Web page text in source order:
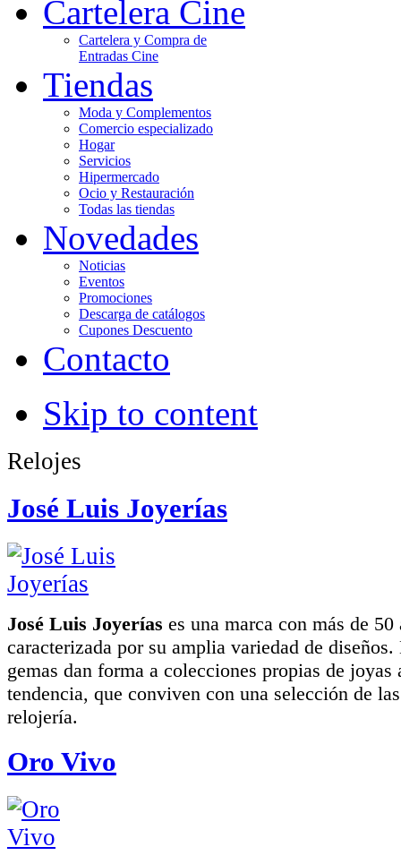
Cartelera Cine
Cartelera y Compra de
Entradas Cine
Tiendas
Moda y Complementos
Comercio especializado
Hogar
Servicios
Hipermercado
Ocio y Restauración
Todas las tiendas
Novedades
Noticias
Eventos
Promociones
Descarga de catálogos
Cupones Descuento
Contacto
Skip to content
Relojes
José Luis Joyerías
José Luis Joyerías es una marca con más de
caracterizada por su amplia variedad de
gemas dan forma a colecciones propias de
tendencia, que conviven con una selección de
relojería.
Oro Vivo